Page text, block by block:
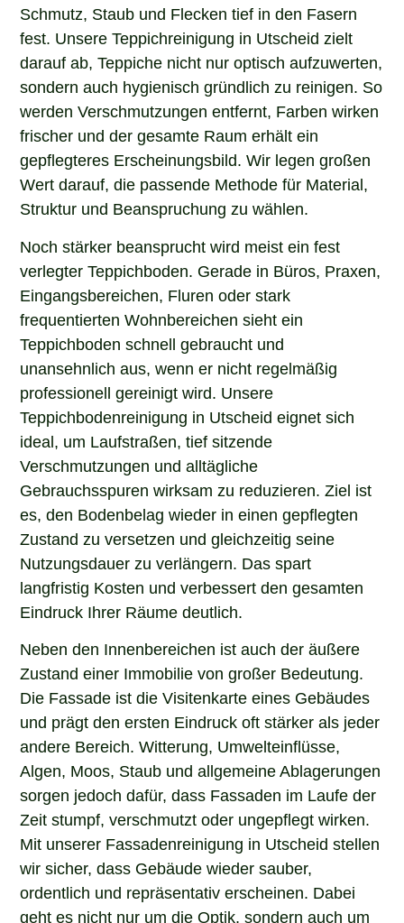
Schmutz, Staub und Flecken tief in den Fasern
fest. Unsere Teppichreinigung in Utscheid zielt
darauf ab, Teppiche nicht nur optisch aufzuwerten,
sondern auch hygienisch gründlich zu reinigen. So
werden Verschmutzungen entfernt, Farben wirken
frischer und der gesamte Raum erhält ein
gepflegteres Erscheinungsbild. Wir legen großen
Wert darauf, die passende Methode für Material,
Struktur und Beanspruchung zu wählen.
Noch stärker beansprucht wird meist ein fest
verlegter Teppichboden. Gerade in Büros, Praxen,
Eingangsbereichen, Fluren oder stark
frequentierten Wohnbereichen sieht ein
Teppichboden schnell gebraucht und
unansehnlich aus, wenn er nicht regelmäßig
professionell gereinigt wird. Unsere
Teppichbodenreinigung in Utscheid eignet sich
ideal, um Laufstraßen, tief sitzende
Verschmutzungen und alltägliche
Gebrauchsspuren wirksam zu reduzieren. Ziel ist
es, den Bodenbelag wieder in einen gepflegten
Zustand zu versetzen und gleichzeitig seine
Nutzungsdauer zu verlängern. Das spart
langfristig Kosten und verbessert den gesamten
Eindruck Ihrer Räume deutlich.
Neben den Innenbereichen ist auch der äußere
Zustand einer Immobilie von großer Bedeutung.
Die Fassade ist die Visitenkarte eines Gebäudes
und prägt den ersten Eindruck oft stärker als jeder
andere Bereich. Witterung, Umwelteinflüsse,
Algen, Moos, Staub und allgemeine Ablagerungen
sorgen jedoch dafür, dass Fassaden im Laufe der
Zeit stumpf, verschmutzt oder ungepflegt wirken.
Mit unserer Fassadenreinigung in Utscheid stellen
wir sicher, dass Gebäude wieder sauber,
ordentlich und repräsentativ erscheinen. Dabei
geht es nicht nur um die Optik, sondern auch um